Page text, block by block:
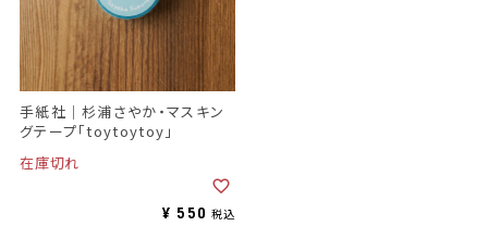
手紙社｜杉浦さやか・マスキン
グテープ「toytoytoy」
在庫切れ
¥ 550 税込